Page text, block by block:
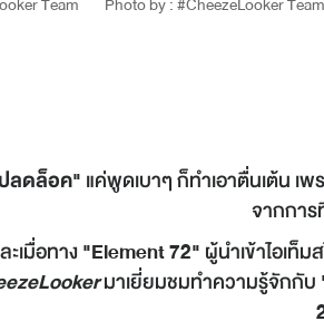
ลดล็อค" แค่พูดเบาๆ ก็ทำเอาตื่นเต้น เ
จากการ
ะเมื่อทาง"Element 72" ผู้นำเข้าไอเท็ม
มาเยี่ยมชมทำความรู้จักกับ